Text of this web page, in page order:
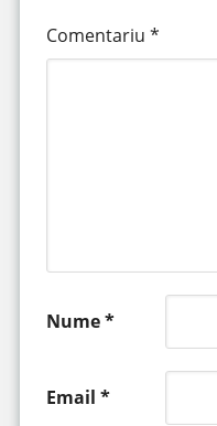
Comentariu *
Nume*
Email *